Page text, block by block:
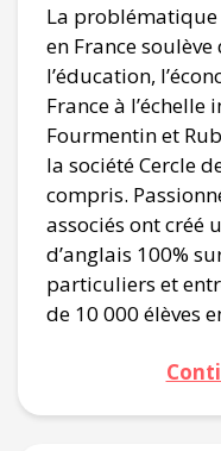
La problématique
en France
l’éducation,
France à
Fourmentin et
la société Cercle
compris.
associés ont créé
d’anglais 100%
particuliers et
de 10 000 élèves